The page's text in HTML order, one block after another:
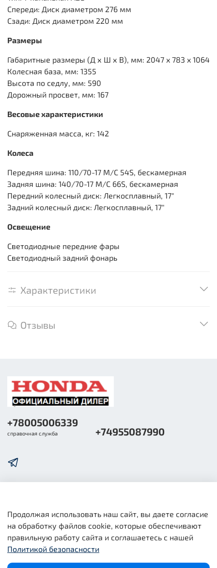
Спереди: Диск диаметром 276 мм
Сзади: Диск диаметром 220 мм
Размеры
Габаритные размеры (Д х Ш х В), мм: 2047 x 783 x 1064
Колесная база, мм: 1355
Высота по седлу, мм: 590
Дорожный просвет, мм: 167
Весовые характеристики
Снаряженная масса, кг: 142
Колеса
Передняя шина: 110/70-17 M/C 54S, бескамерная
Задняя шина: 140/70-17 M/C 66S, бескамерная
Передний колесный диск: Легкосплавный, 17"
Задний колесный диск: Легкосплавный, 17"
Освещение
Светодиодные передние фары
Светодиодный задний фонарь
Характеристики
Отзывы
Общая информация
Юридическая информация
+78005006339
справочная служба +74955087990
Продолжая использовать наш сайт, вы даете согласие
на обработку файлов cookie, которые обеспечивают
правильную работу сайта и соглашаетесь с нашей
Политикой безопасности